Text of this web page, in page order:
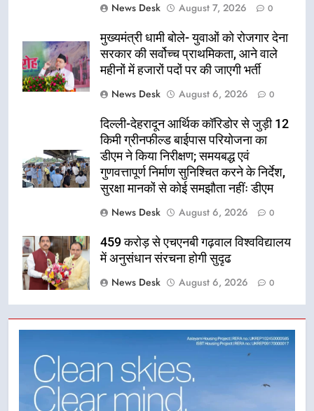
News Desk
August 7, 2026 0
मुख्यमंत्री धामी बोले- युवाओं को रोजगार देना
सरकार की सर्वोच्च प्राथमिकता, आने वाले
महीनों में हजारों पदों पर की जाएगी भर्ती
News Desk
August 6, 2026 0
दिल्ली-देहरादून आर्थिक कॉरिडोर से जुड़ी 12
किमी ग्रीनफील्ड बाईपास परियोजना का
डीएम ने किया निरीक्षण; समयबद्ध एवं
गुणवत्तापूर्ण निर्माण सुनिश्चित करने के निर्देश,
सुरक्षा मानकों से कोई समझौता नहींः डीएम
News Desk
August 6, 2026 0
459 करोड़ से एचएनबी गढ़वाल विश्वविद्यालय
में अनुसंधान संरचना होगी सुदृढ
News Desk
August 6, 2026 0